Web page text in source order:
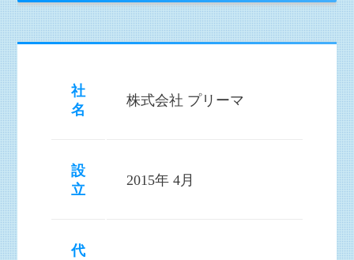
社
名
株式会社 プリーマ
設
立
2015年 4月
代